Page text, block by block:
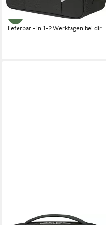
lieferbar - in 1-2 Werktagen bei dir